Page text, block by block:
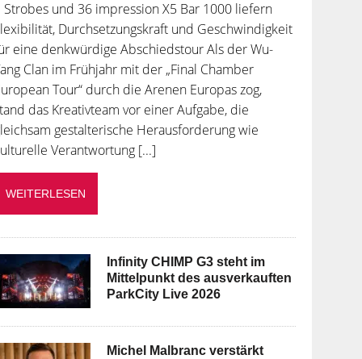
Strobes und 36 impression X5 Bar 1000 liefern
Durchsetzungskraft und Geschwindigkeit
eine denkwürdige Abschiedstour Als der Wu-
Clan im Frühjahr mit der „Final Chamber
Tour“ durch die Arenen Europas zog,
das Kreativteam vor einer Aufgabe, die
gestalterische Herausforderung wie
Verantwortung [...]
WEITERLESEN
Infinity CHIMP G3 steht im
Mittelpunkt des ausverkauften
ParkCity Live 2026
Michel Malbranc verstärkt